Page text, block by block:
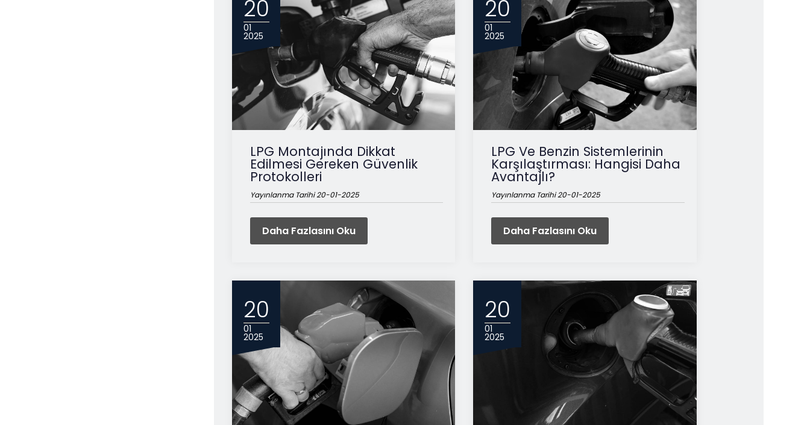
20
01
2025
LPG Montajında Dikkat
Edilmesi Gereken Güvenlik
Protokolleri
Yayınlanma Tarihi 20-01-2025
Daha Fazlasını Oku
20
01
2025
LPG Ve Benzin Sistemlerinin
Karşılaştırması: Hangisi Daha
Avantajlı?
Yayınlanma Tarihi 20-01-2025
Daha Fazlasını Oku
20
01
2025
20
01
2025